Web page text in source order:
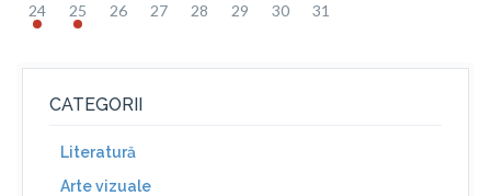
24 25 26 27 28 29 30 31
CATEGORII
Literatură
Arte vizuale